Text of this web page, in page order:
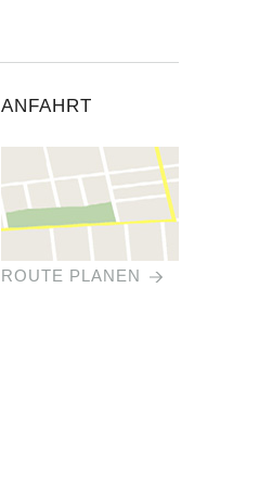
ANFAHRT
ROUTE PLANEN